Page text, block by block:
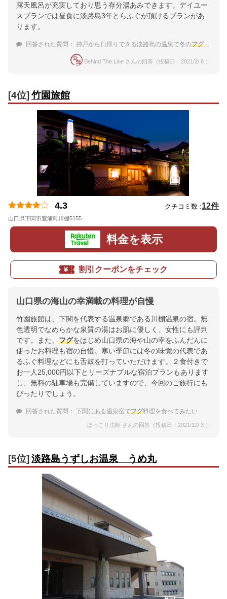
露天風呂が充実しており思う存分湯あみできます。デイユー
スプランでは昼食に淡路島3年とらふぐが頂けるプランがあ
ります。
回答された質問： 神戸から日帰りできる淡路島の温泉で冬のフグ
Behind The Line さんの回答（投稿日：2021/2/ 8 ）
[4位] 竹園旅館
4.3 クチコミ数 :12件
山口県下関市豊浦町川棚5155
料金を表示
割引クーポンをチェック
山口県の海山の幸満載の料理が自慢
竹園旅館は、下関を代表する温泉郷である川棚温泉の宿。無
色透明でなめらかな泉質の湯はお肌に優しく、女性にも評判
です。また、 フグをはじめ山口県の海や山の幸をふんだんに
使ったお料理も宿の自慢。寒い季節には冬の味覚の代表であ
るふぐ料理などにも舌鼓を打っていただけます。２食付きで
お一人25,000円以下とリーズナブルな宿泊プランもあります
し、無料の駐車場も完備していますので、今回のご旅行にも
ぴったりでしょう。
回答された質問： 下関にある温泉宿でフグ料理を食べてみたい
ほっこり法師 さんの回答（投稿日：2021/12/ 3 ）
[5位] 淡路島うずしお温泉 うめ丸